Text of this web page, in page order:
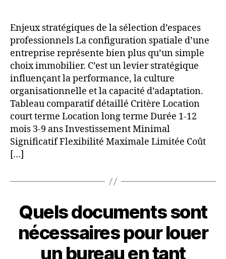
Enjeux stratégiques de la sélection d’espaces
professionnels La configuration spatiale d’une
entreprise représente bien plus qu’un simple
choix immobilier. C’est un levier stratégique
influençant la performance, la culture
organisationnelle et la capacité d’adaptation.
Tableau comparatif détaillé Critère Location
court terme Location long terme Durée 1-12
mois 3-9 ans Investissement Minimal
Significatif Flexibilité Maximale Limitée Coût
[…]
Quels documents sont
nécessaires pour louer
un bureau en tant